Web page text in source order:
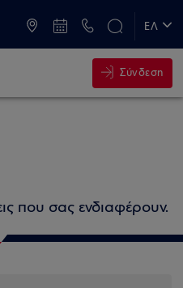
ΕΛ
Σύνδεση
που σας ενδιαφέρουν.